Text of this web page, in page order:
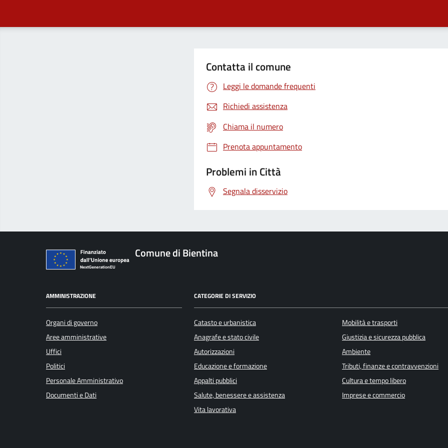
Contatta il comune
Leggi le domande frequenti
Richiedi assistenza
Chiama il numero
Prenota appuntamento
Problemi in Città
Segnala disservizio
Comune di Bientina
AMMINISTRAZIONE
Organi di governo
Aree amministrative
Uffici
Politici
Personale Amministrativo
Documenti e Dati
CATEGORIE DI SERVIZIO
Catasto e urbanistica
Anagrafe e stato civile
Autorizzazioni
Educazione e formazione
Appalti pubblici
Salute, benessere e assistenza
Vita lavorativa
Mobilità e trasporti
Giustizia e sicurezza pubblica
Ambiente
Tributi, finanze e contravvenzioni
Cultura e tempo libero
Imprese e commercio